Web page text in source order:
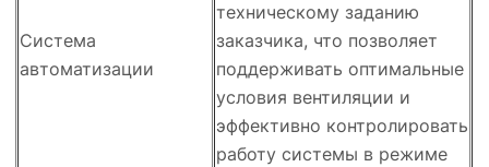
Система
автоматизации
техническому заданию
заказчика, что позволяет
поддерживать оптимальные
условия вентиляции и
эффективно контролировать
работу системы в режиме